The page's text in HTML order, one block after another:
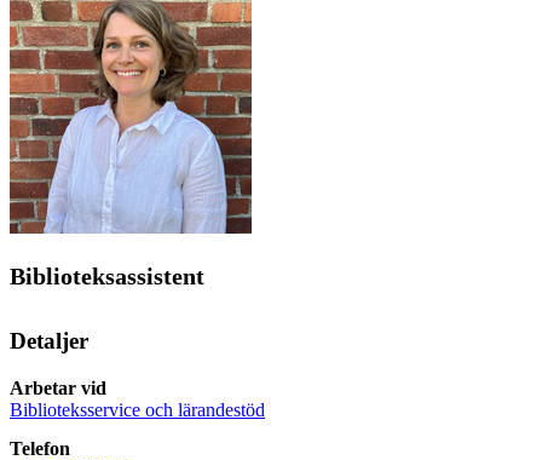
Biblioteksassistent
Detaljer
Arbetar vid
Biblioteksservice och lärandestöd
Telefon